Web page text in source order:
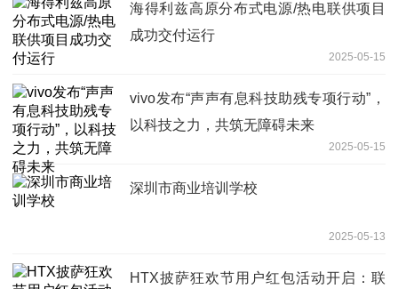
海得利兹高原分布式电源/热电联供项目
成功交付运行
2025-05-15
vivo发布“声声有息科技助残专项行动”，
以科技之力，共筑无障碍未来
2025-05-15
深圳市商业培训学校
2025-05-13
HTX披萨狂欢节用户红包活动开启：联